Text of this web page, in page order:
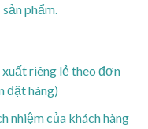
phẩm.
riêng lẻ theo đơn
đặt hàng)
nhiệm của khách hàng